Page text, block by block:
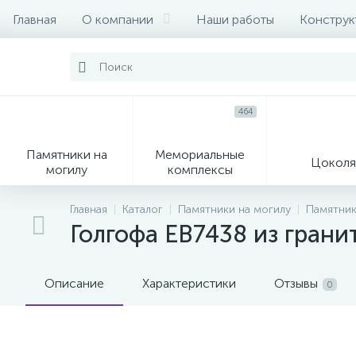
Главная О компании Наши работы
Памятники на
могилу
Мемориальные
комплексы
464
Цоколя
Могильные кресты Декор на памятник
Главная Каталог Памятники на могилу
Голгофа EB7438 из
Описание Характеристики Отзывы 0